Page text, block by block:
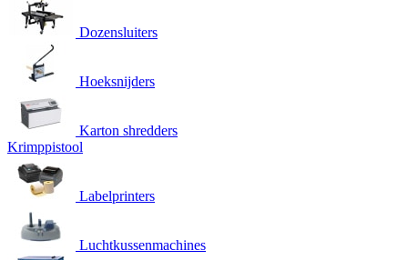
Dozensluiters
Hoeksnijders
Karton shredders
Krimppistool
Labelprinters
Luchtkussenmachines